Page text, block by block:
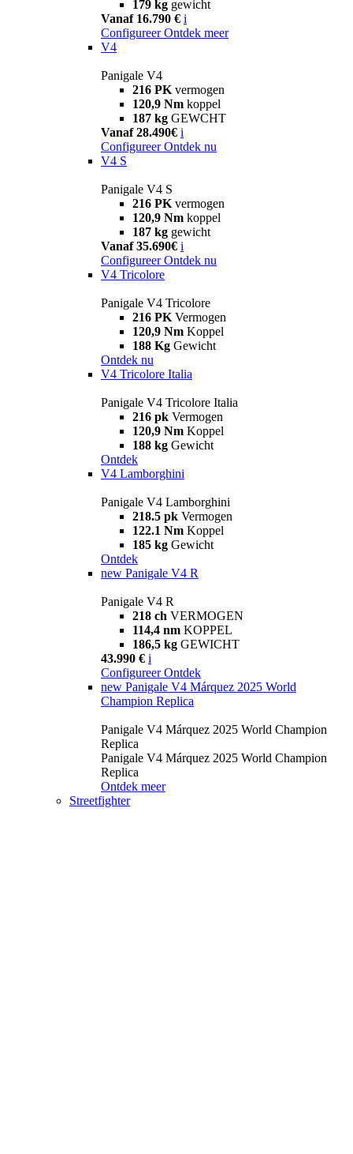
179 kg gewicht
Vanaf 16.790 € i
Configureer Ontdek meer
V4
Panigale V4
216 PK vermogen
120,9 Nm koppel
187 kg GEWCHT
Vanaf 28.490€ i
Configureer Ontdek nu
V4 S
Panigale V4 S
216 PK vermogen
120,9 Nm koppel
187 kg gewicht
Vanaf 35.690€ i
Configureer Ontdek nu
V4 Tricolore
Panigale V4 Tricolore
216 PK Vermogen
120,9 Nm Koppel
188 Kg Gewicht
Ontdek nu
V4 Tricolore Italia
Panigale V4 Tricolore Italia
216 pk Vermogen
120,9 Nm Koppel
188 kg Gewicht
Ontdek
V4 Lamborghini
Panigale V4 Lamborghini
218.5 pk Vermogen
122.1 Nm Koppel
185 kg Gewicht
Ontdek
new Panigale V4 R
Panigale V4 R
218 ch VERMOGEN
114,4 nm KOPPEL
186,5 kg GEWICHT
43.990 € i
Configureer Ontdek
new Panigale V4 Márquez 2025 World
Champion Replica
Panigale V4 Márquez 2025 World Champion
Replica
Panigale V4 Márquez 2025 World Champion
Replica
Ontdek meer
Streetfighter